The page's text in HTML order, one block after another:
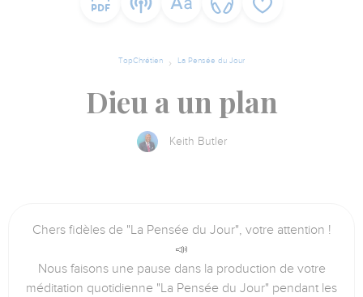
TopChrétien La Pensée du Jour
Dieu a un plan
Keith Butler
Chers fidèles de "La Pensée du Jour", votre attention !
📣
Nous faisons une pause dans la production de votre
méditation quotidienne "La Pensée du Jour" pendant les